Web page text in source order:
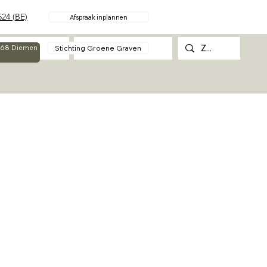
Over Contact
Diemen Stichting Groene Graven
(BE) Afspraak inplannen